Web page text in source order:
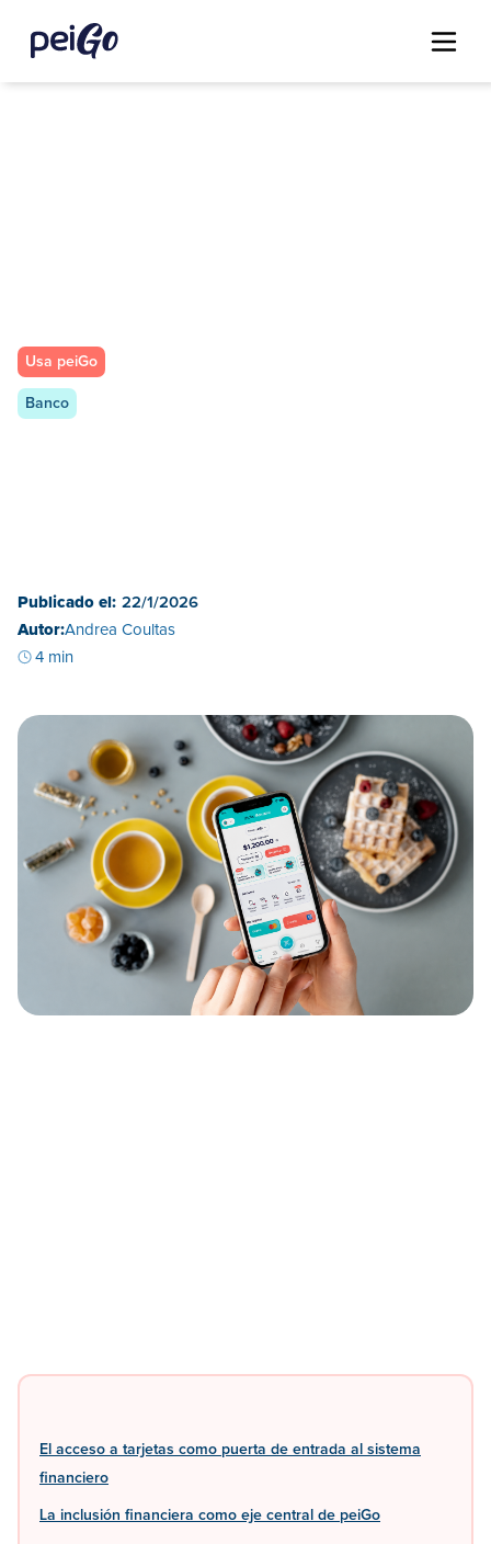
Usa peiGo
Banco
Publicado el: 22/1/2026
Autor:Andrea Coultas
4 min
El acceso a tarjetas como puerta de entrada al sistema
financiero
La inclusión financiera como eje central de peiGo